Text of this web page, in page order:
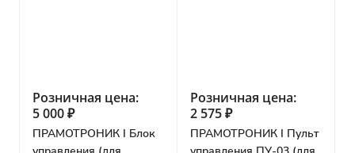
Розничная цена:
5 000 ₽
ПРАМОТРОНИК I Блок
Розничная цена:
2 575 ₽
ПРАМОТРОНИК I Пульт